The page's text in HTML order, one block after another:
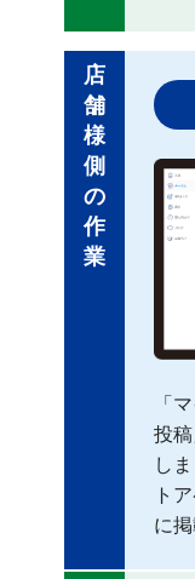
店
舗
様
側
の
作
業
「
投
し
ト
に掲